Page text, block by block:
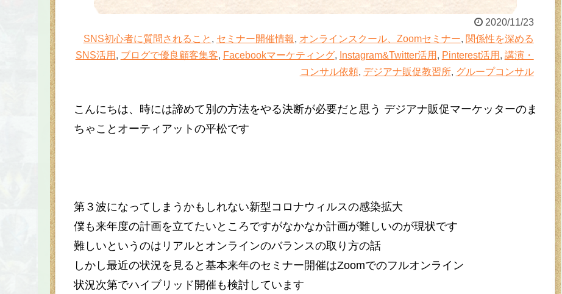
2020/11/23
SNS初心者に質問されること , セミナー開催情報, オンラインスクール、Zoomセミナー, 関係性を深める
SNS活用 , ブログで優良顧客集客, Facebookマーケティング, Instagram&Twitter活用 , Pinterest活用 , 講演・
コンサル依頼, デジアナ販促教習所, グループコンサル
こんにちは、時には諦めて別の方法をやる決断が必要だと思う デジアナ販促マーケッターのま
ちゃことオーティアットの平松です
第３波になってしまうかもしれない新型コロナウィルスの感染拡大
僕も来年度の計画を立てたいところですがなかなか計画が難しいのが現状です
難しいというのはリアルとオンラインのバランスの取り方の話
しかし最近の状況を見ると基本来年のセミナー開催はZoomでのフルオンライン
状況次第でハイブリッド開催も検討しています